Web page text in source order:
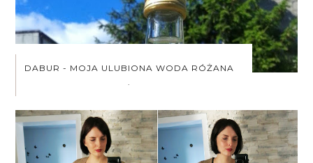
DABUR - MOJA ULUBIONA WODA RÓŻANA
.